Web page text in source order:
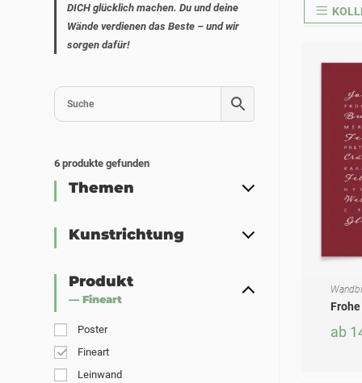
ab
DICH glücklich machen. Du und deine
Wände verdienen das Beste – und wir
sorgen dafür!
6 produkte gefunden
Themen
Kunstrichtung
Produkt
— Fineart
Poster
Fineart
Leinwand